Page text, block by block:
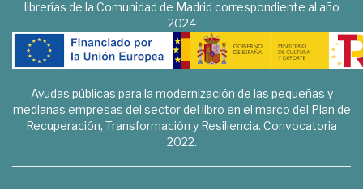
librerías de la Comunidad de Madrid correspondiente al año
2024
Ayudas públicas para la modernización de las pequeñas y
medianas empresas del sector del libro en el marco del Plan de
Recuperación, Transformación y Resiliencia. Convocatoria
2022.